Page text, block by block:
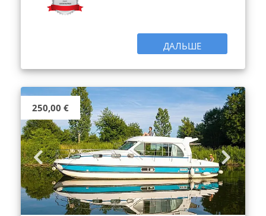
ДАЛЬШЕ
250,00 €
Previous Next